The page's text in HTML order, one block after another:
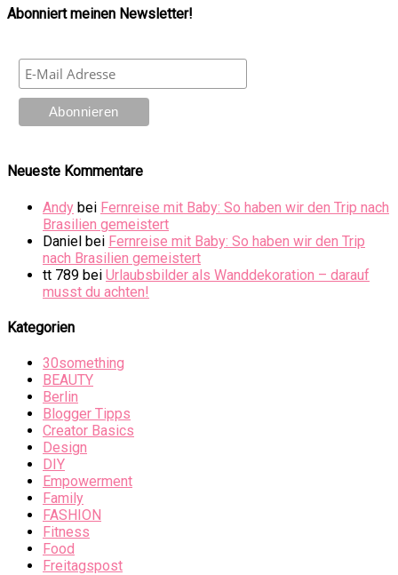
Abonniert meinen Newsletter!
Neueste Kommentare
Andy bei Fernreise mit Baby: So haben wir den Trip nach
Brasilien gemeistert
Daniel bei Fernreise mit Baby: So haben wir den Trip
nach Brasilien gemeistert
tt 789 bei Urlaubsbilder als Wanddekoration – darauf
musst du achten!
Kategorien
30something
BEAUTY
Berlin
Blogger Tipps
Creator Basics
Design
DIY
Empowerment
Family
FASHION
Fitness
Food
Freitagspost